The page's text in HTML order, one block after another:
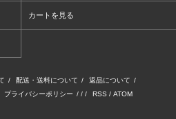
カートを見る
/ 配送・送料について / 返品について /
プライバシーポリシー / / / RSS / ATOM